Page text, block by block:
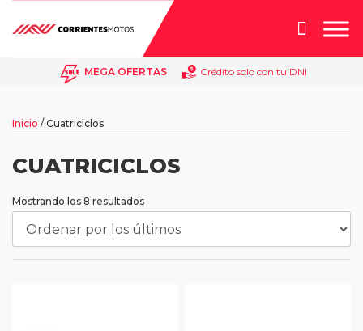
Búsqueda
MEGA OFERTAS Crédito solo con tu DNI
Inicio / Cuatriciclos
CUATRICICLOS
Mostrando los 8 resultadosOrdenado
por
últimos